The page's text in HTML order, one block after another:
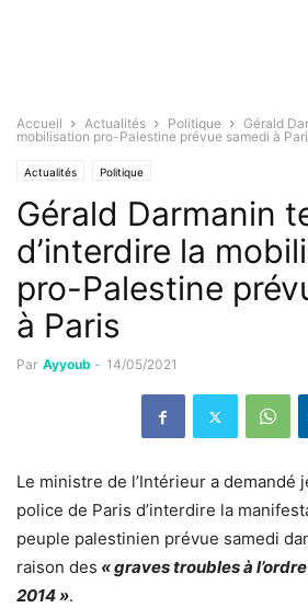
Accueil Actualités Politique
Gérald
mobilisation pro-Palestine prévue samedi à
Actualités Politique
Gérald Darmanin
d’interdire la
pro-Palestine
à Paris
Par Ayyoub - 14/05/2021
Le ministre de l’Intérieur a demandé
police de Paris d’interdire la
peuple palestinien prévue samedi
raison des « graves troubles à
2014 ».